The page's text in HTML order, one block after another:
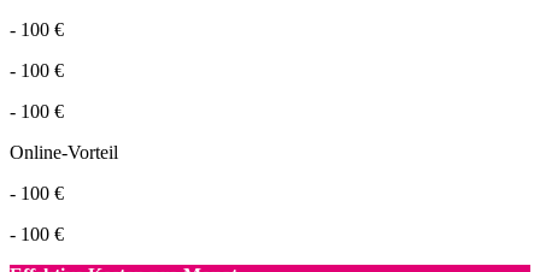
- 100 €
- 100 €
- 100 €
Online-Vorteil
- 100 €
- 100 €